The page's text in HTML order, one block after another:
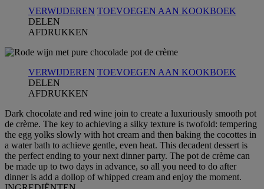
VERWIJDEREN TOEVOEGEN AAN KOOKBOEK
DELEN
AFDRUKKEN
VERWIJDEREN TOEVOEGEN AAN KOOKBOEK
DELEN
AFDRUKKEN
Dark chocolate and red wine join to create a luxuriously smooth pot
de crème. The key to achieving a silky texture is twofold: tempering
the egg yolks slowly with hot cream and then baking the cocottes in
a water bath to achieve gentle, even heat. This decadent dessert is
the perfect ending to your next dinner party. The pot de crème can
be made up to two days in advance, so all you need to do after
dinner is add a dollop of whipped cream and enjoy the moment.